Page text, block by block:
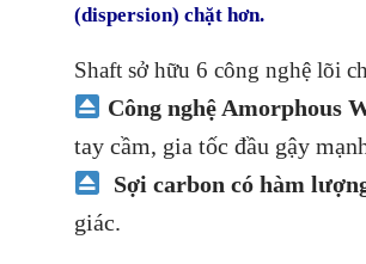
(dispersion) chặt hơn.
Shaft sở hữu 6 công nghệ lõi
Công nghệ Amorphous
tay cầm, gia tốc đầu gậy
Sợi carbon có hàm
giác.